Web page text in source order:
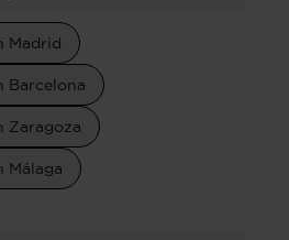
Madrid
Barcelona
Zaragoza
Málaga